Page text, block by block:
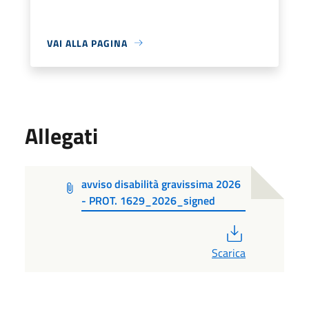
VAI ALLA PAGINA
Allegati
avviso disabilità gravissima 2026
- PROT. 1629_2026_signed
Scarica